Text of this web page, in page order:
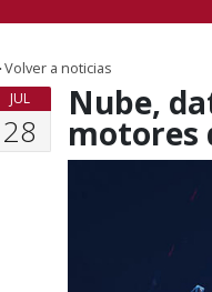
Volver a noticias
JUL
28
Nube,
motores